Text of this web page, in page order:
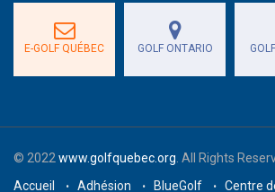
E-GOLF QUÉBEC GOLF ONTARIO
© 2022 www.golfquebec.org . All Rights
Accueil
Adhésion BlueGolf Centre